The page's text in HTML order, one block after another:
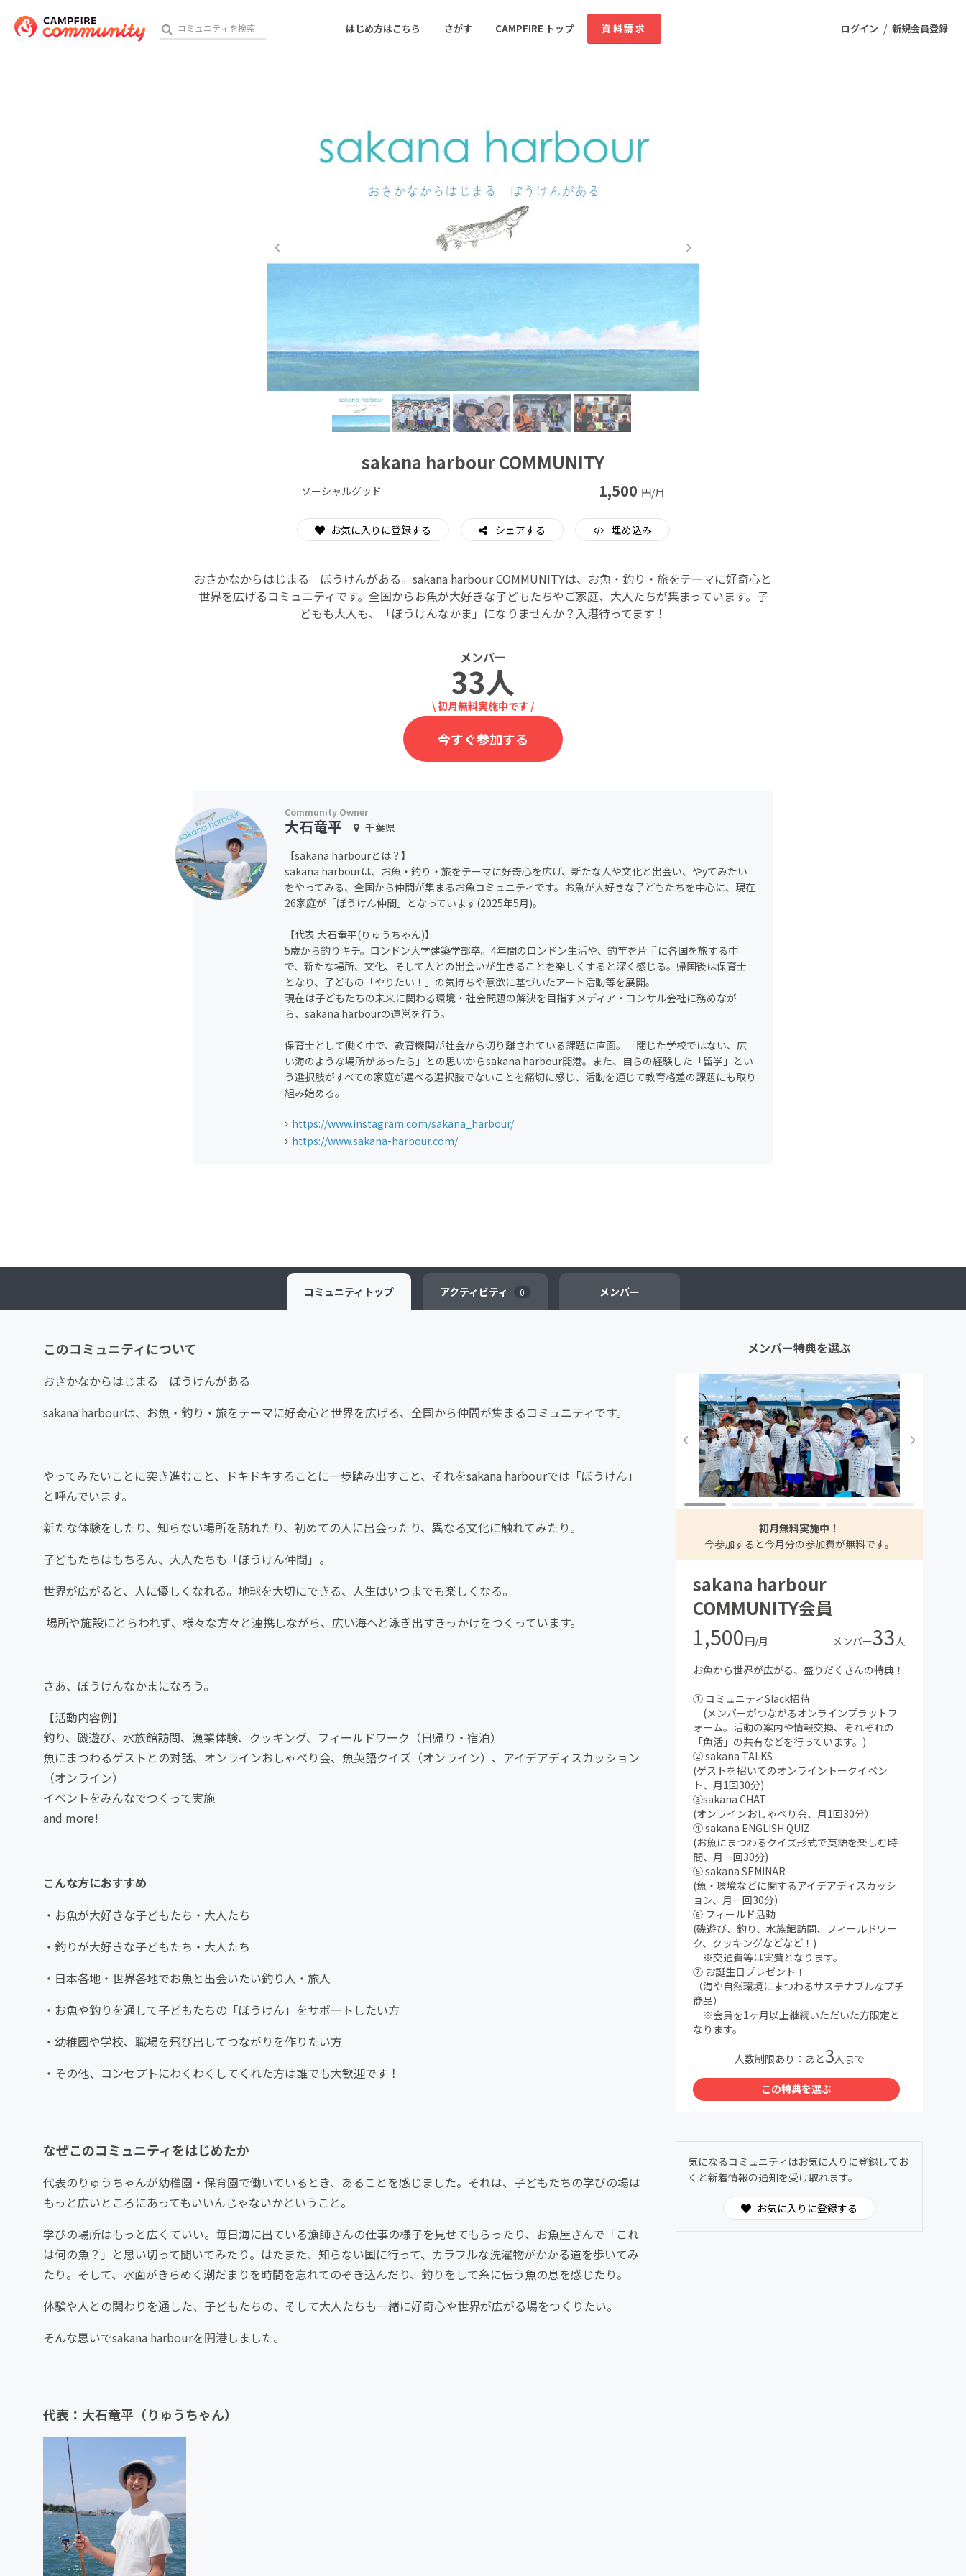
ログイン / 新規会員登録
はじめ方はこちら さがす CAMPFIRE トップ 資料請求
ソーシャルグッド ビューティー・ヘルスケア
CAMPFIRE for Social Good CAMPFIRE Creation
sakana harbour COMMUNITY
ソーシャルグッド 1,500 円/月
お気に入りに登録する シェアする 埋め込み
おさかなからはじまる ぼうけんがある。sakana harbour COMMUNITYは、お魚・釣り・旅をテーマに好奇心と
世界を広げるコミュニティです。全国からお魚が大好きな子どもたちやご家庭、大人たちが集まっています。子
どもも大人も、「ぼうけんなかま」になりませんか？入港待ってます！
メンバー
33人
\ 初月無料実施中です /
今すぐ参加する
大石竜平
千葉県
【sakana harbourとは？】
sakana harbourは、お魚・釣り・旅をテーマに好奇心を広げ、新たな人や文化と出会い、やyてみたい
をやってみる、全国から仲間が集まるお魚コミュニティです。お魚が大好きな子どもたちを中心に、現在
26家庭が「ぼうけん仲間」となっています(2025年5月)。
【代表 大石竜平(りゅうちゃん)】
5歳から釣りキチ。ロンドン大学建築学部卒。4年間のロンドン生活や、釣竿を片手に各国を旅する中
で、新たな場所、文化、そして人との出会いが生きることを楽しくすると深く感じる。帰国後は保育士
となり、子どもの「やりたい！」の気持ちや意欲に基づいたアート活動等を展開。
現在は子どもたちの未来に関わる環境・社会問題の解決を目指すメディア・コンサル会社に務めなが
ら、sakana harbourの運営を行う。
保育士として働く中で、教育機関が社会から切り離されている課題に直面。「閉じた学校ではない、広
い海のような場所があったら」との思いからsakana harbour開港。また、自らの経験した「留学」とい
う選択肢がすべての家庭が選べる選択肢でないことを痛切に感じ、活動を通じて教育格差の課題にも取り
組み始める。
https://www.instagram.com/sakana_harbour/
https://www.sakana-harbour.com/
コミュニティ トップ アクティビティ 0 メンバー
このコミュニティについて
おさかなからはじまる ぼうけんがある
sakana harbourは、お魚・釣り・旅をテーマに好奇心と世界を広げる、全国から仲間が集まるコミュニティです。
やってみたいことに突き進むこと、ドキドキすることに一歩踏み出すこと、それをsakana harbourでは「ぼうけん」
と呼んでいます。
新たな体験をしたり、知らない場所を訪れたり、初めての人に出会ったり、異なる文化に触れてみたり。
子どもたちはもちろん、大人たちも「ぼうけん仲間」。
世界が広がると、人に優しくなれる。地球を大切にできる、人生はいつまでも楽しくなる。
場所や施設にとらわれず、様々な方々と連携しながら、広い海へと泳ぎ出すきっかけをつくっています。
さあ、ぼうけんなかまになろう。
【活動内容例】
釣り、磯遊び、水族館訪問、漁業体験、クッキング、フィールドワーク（日帰り・宿泊）
魚にまつわるゲストとの対話、オンラインおしゃべり会、魚英語クイズ（オンライン）、アイデアディスカッション
（オンライン）
イベントをみんなでつくって実施
and more!
こんな方におすすめ
・お魚が大好きな子どもたち・大人たち
・釣りが大好きな子どもたち・大人たち
・日本各地・世界各地でお魚と出会いたい釣り人・旅人
・お魚や釣りを通して子どもたちの「ぼうけん」をサポートしたい方
・幼稚園や学校、職場を飛び出してつながりを作りたい方
・その他、コンセプトにわくわくしてくれた方は誰でも大歓迎です！
なぜこのコミュニティをはじめたか
代表のりゅうちゃんが幼稚園・保育園で働いているとき、あることを感じました。それは、子どもたちの学びの場は
もっと広いところにあってもいいんじゃないかということ。
学びの場所はもっと広くていい。毎日海に出ている漁師さんの仕事の様子を見せてもらったり、お魚屋さんで「これ
は何の魚？」と思い切って聞いてみたり。はたまた、知らない国に行って、カラフルな洗濯物がかかる道を歩いてみ
たり。そして、水面がきらめく潮だまりを時間を忘れてのぞき込んだり、釣りをして糸に伝う魚の息を感じたり。
体験や人との関わりを通した、子どもたちの、そして大人たちも一緒に好奇心や世界が広がる場をつくりたい。
そんな思いでsakana harbourを開港しました。
代表：大石竜平（りゅうちゃん）
メンバー特典を選ぶ
初月無料実施中！
今参加すると今月分の参加費が無料です。
sakana harbour
COMMUNITY会員
1,500円/月 メンバー33人
お魚から世界が広がる、盛りだくさんの特典！
① コミュニティSlack招待
(メンバーがつながるオンラインプラットフ
ォーム。活動の案内や情報交換、それぞれの
「魚活」の共有などを行っています。)
② sakana TALKS
(ゲストを招いてのオンライントークイベン
ト、月1回30分)
③sakana CHAT
(オンラインおしゃべり会、月1回30分）
④ sakana ENGLISH QUIZ
(お魚にまつわるクイズ形式で英語を楽しむ時
間、月一回30分)
⑤ sakana SEMINAR
(魚・環境などに関するアイデアディスカッシ
ョン、月一回30分)
⑥ フィールド活動
(磯遊び、釣り、水族館訪問、フィールドワー
ク、クッキングなどなど！)
※交通費等は実費となります。
⑦ お誕生日プレゼント！
（海や自然環境にまつわるサステナブルなプチ
商品）
※会員を1ヶ月以上継続いただいた方限定と
なります。
人数制限あり：あと3人まで
この特典を選ぶ
気になるコミュニティはお気に入りに登録してお
くと新着情報の通知を受け取れます。
お気に入りに登録する